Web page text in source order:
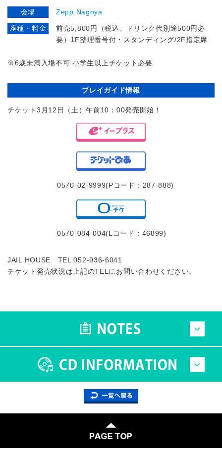
会場 Zepp Nagoya
座種・料金
前売5,800円（税込、ドリンク代別途500円必
要）1F整理番号付・スタンディング/2F指定席
※6歳未満入場不可 小学生以上チケット必要
プレイガイド情報
チケット3月12日（土）午前10：00発売開始！
0570-02-9999(Pコード：287-888)
0570-084-004(Lコード：46899)
JAIL HOUSE TEL 052-936-6041
チケット発売状況は上記のTELにお問い合わせください。